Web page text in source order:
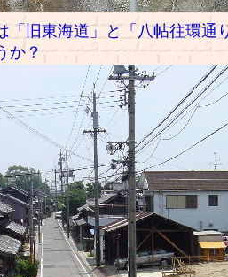
「旧東海道」と「八帖往環通
か？